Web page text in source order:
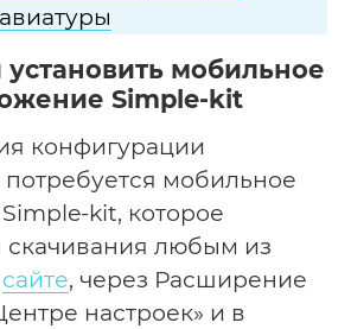
установить мобильное
Simple-kit
конфигурации
потребуется мобильное
kit, которое
скачивания любым из
сайте, через Расширение
настроек» и в